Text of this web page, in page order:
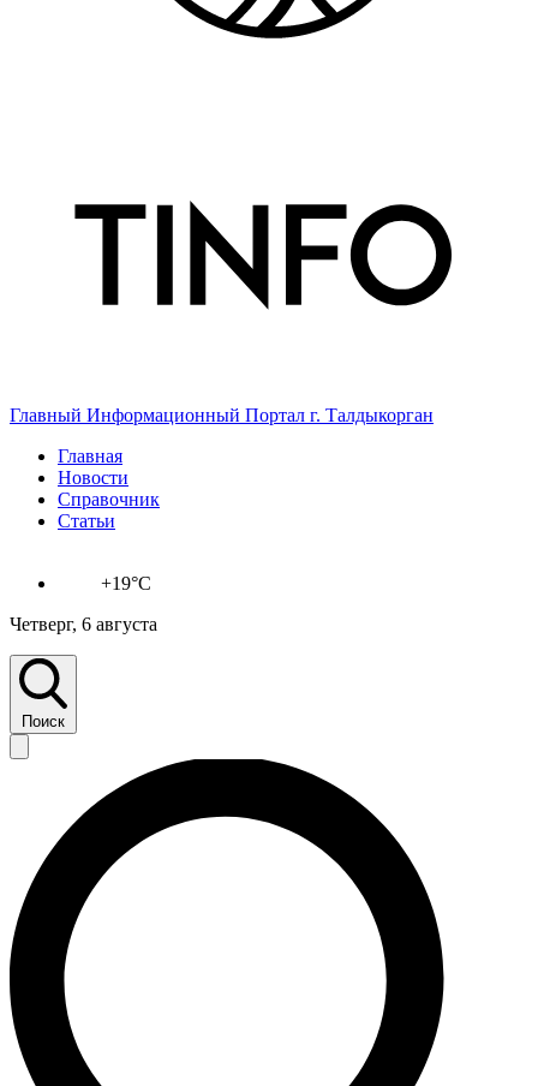
Главный Информационный Портал г. Талдыкорган
Главная
Новости
Справочник
Статьи
+19°C
Четверг, 6 августа
Поиск